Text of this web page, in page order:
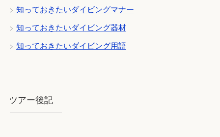
知っておきたいダイビングマナー
知っておきたいダイビング器材
知っておきたいダイビング用語
ツアー後記